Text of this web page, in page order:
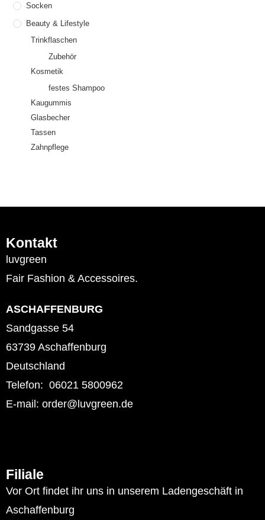
Socken
Beauty & Lifestyle
Trinkflaschen
Zubehör
Kosmetik
festes Shampoo
Kaugummis
Glasbecher
Tassen
Zahnpflege
Kontakt
luvgreen
Fair Fashion & Accessoires.
ASCHAFFENBURG
Sandgasse 54
63739 Aschaffenburg
Deutschland
Telefon: 06021 5800962
E-mail: order@luvgreen.de
Filiale
Vor Ort findet ihr uns in unserem Ladengeschäft in
Aschaffenburg